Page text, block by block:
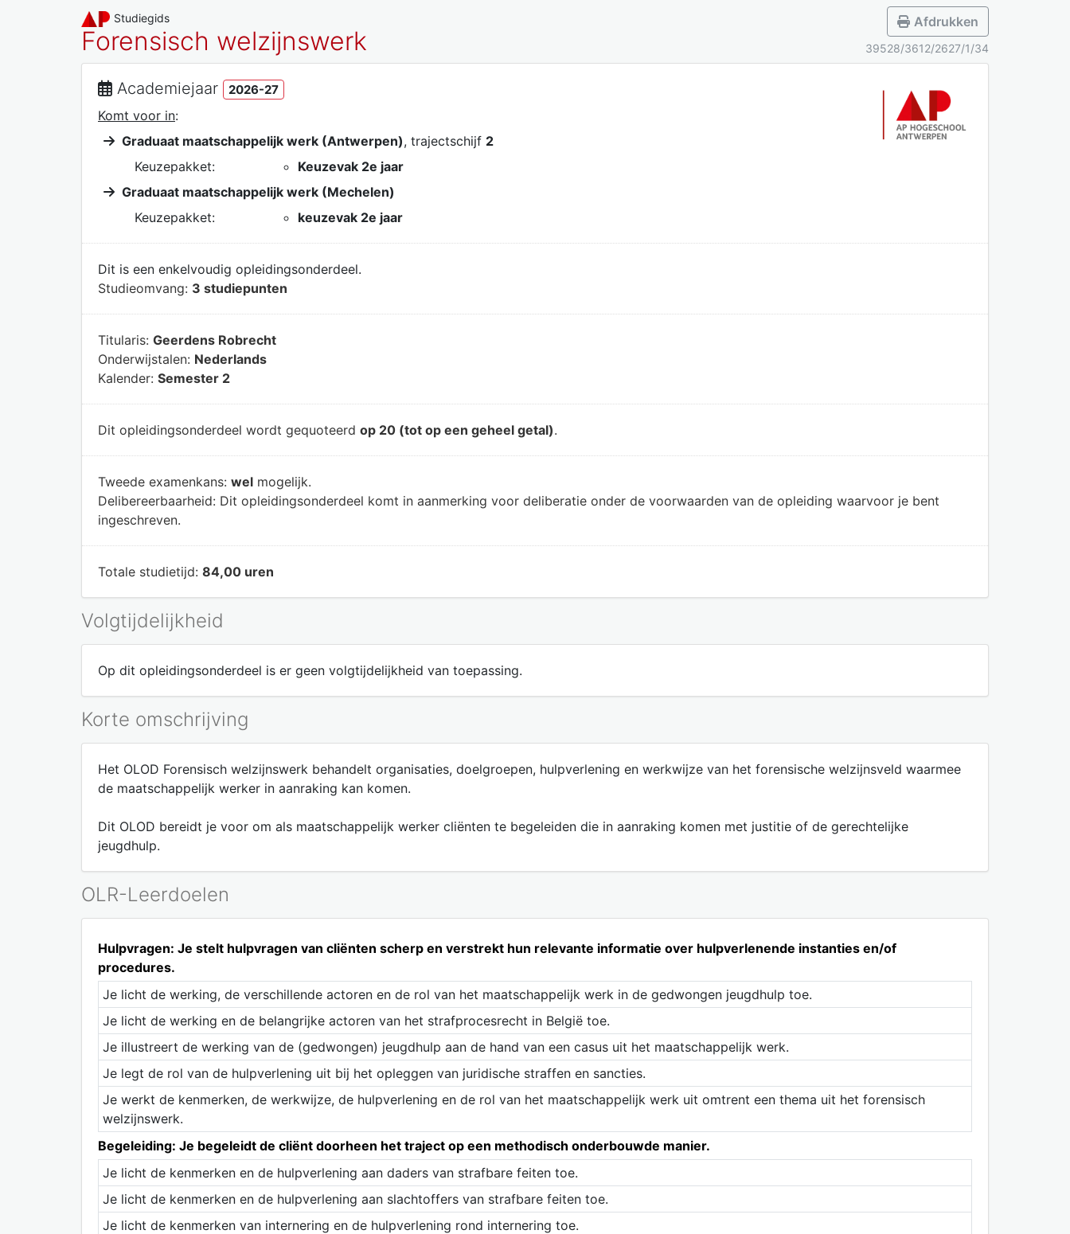
Studiegids
Forensisch welzijnswerk
Afdrukken
39528/3612/2627/1/34
Academiejaar 2026-27
Komt voor in:
Graduaat maatschappelijk werk (Antwerpen), trajectschijf 2
Keuzepakket:
Keuzevak 2e jaar
Graduaat maatschappelijk werk (Mechelen)
Keuzepakket:
keuzevak 2e jaar
Dit is een enkelvoudig opleidingsonderdeel.
Studieomvang: 3 studiepunten
Titularis: Geerdens Robrecht
Onderwijstalen: Nederlands
Kalender: Semester 2
Dit opleidingsonderdeel wordt gequoteerd op 20 (tot op een geheel getal).
Tweede examenkans: wel mogelijk.
Delibereerbaarheid: Dit opleidingsonderdeel komt in aanmerking voor deliberatie onder de voorwaarden van de opleiding waarvoor je bent
ingeschreven.
Totale studietijd: 84,00 uren
Volgtijdelijkheid
Op dit opleidingsonderdeel is er geen volgtijdelijkheid van toepassing.
Korte omschrijving
Het OLOD Forensisch welzijnswerk behandelt organisaties, doelgroepen, hulpverlening en werkwijze van het forensische welzijnsveld waarmee
de maatschappelijk werker in aanraking kan komen.
Dit OLOD bereidt je voor om als maatschappelijk werker cliënten te begeleiden die in aanraking komen met justitie of de gerechtelijke
jeugdhulp.
OLR-Leerdoelen
Hulpvragen: Je stelt hulpvragen van cliënten scherp en verstrekt hun relevante informatie over hulpverlenende instanties en/of
procedures.
Je licht de werking, de verschillende actoren en de rol van het maatschappelijk werk in de gedwongen jeugdhulp toe.
Je licht de werking en de belangrijke actoren van het strafprocesrecht in België toe.
Je illustreert de werking van de (gedwongen) jeugdhulp aan de hand van een casus uit het maatschappelijk werk.
Je legt de rol van de hulpverlening uit bij het opleggen van juridische straffen en sancties.
Je werkt de kenmerken, de werkwijze, de hulpverlening en de rol van het maatschappelijk werk uit omtrent een thema uit het forensisch
welzijnswerk.
Begeleiding: Je begeleidt de cliënt doorheen het traject op een methodisch onderbouwde manier.
Je licht de kenmerken en de hulpverlening aan daders van strafbare feiten toe.
Je licht de kenmerken en de hulpverlening aan slachtoffers van strafbare feiten toe.
Je licht de kenmerken van internering en de hulpverlening rond internering toe.